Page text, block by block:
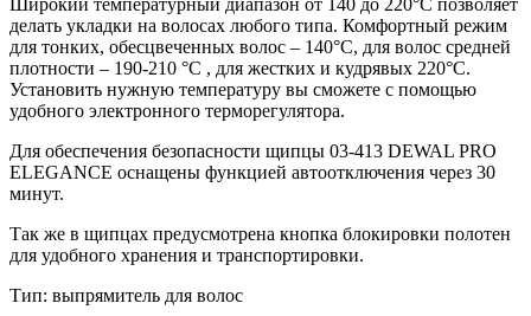
делать укладки на волосах любого типа. Комфортный режим
для тонких, обесцвеченных волос – 140°C, для волос средней
плотности – 190-210 °C , для жестких и кудрявых 220°C.
Установить нужную температуру вы сможете с помощью
удобного электронного терморегулятора.
Для обеспечения безопасности щипцы 03-413 DEWAL PRO
ELEGANCE оснащены функцией автоотключения через 30
минут.
Так же в щипцах предусмотрена кнопка блокировки полотен
для удобного хранения и транспортировки.
Тип: выпрямитель для волос